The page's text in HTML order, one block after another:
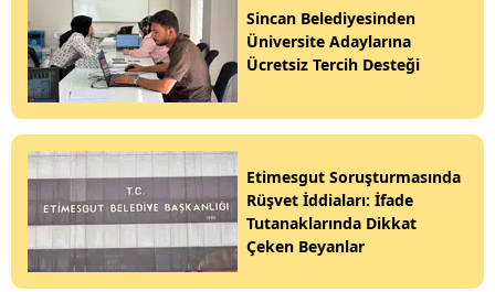
Sincan Belediyesinden
Üniversite Adaylarına
Ücretsiz Tercih Desteği
Etimesgut Soruşturmasında
Rüşvet İddiaları: İfade
Tutanaklarında Dikkat
Çeken Beyanlar